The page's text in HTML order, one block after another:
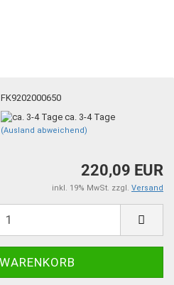
FK9202000650
ca. 3-4 Tage
(Ausland abweichend)
220,09 EUR
inkl. 19% MwSt. zzgl. Versand